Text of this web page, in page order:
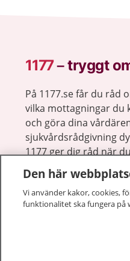
1177–tryggt
På 1177.se får du råd
vilka mottagningar du
och göra dina
sjukvårdsrådgivning
1177 ger dig råd när
Den här
Vi använder kakor, cookies,
funktionalitet ska fungera på